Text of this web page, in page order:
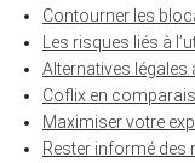
Contourner les
Les risques liés à
Alternatives
Coflix en
Maximiser votre
Rester informé des